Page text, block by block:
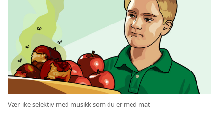
Vær like selektiv med musikk som du er med mat